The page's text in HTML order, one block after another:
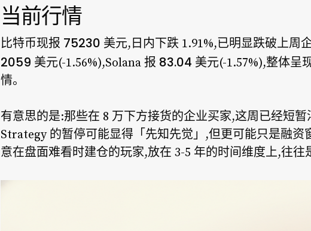
当前行情
比特币现报 75230 美元,日内下跌 1.91%,已明显跌破上周
2059 美元(-1.56%),Solana 报 83.04 美元(-1.57%),整体呈
情。
有意思的是:那些在 8 万下方接货的企业买家,这周已经短
Strategy 的暂停可能显得「先知先觉」,但更可能只是融
意在盘面难看时建仓的玩家,放在 3-5 年的时间维度上,往往